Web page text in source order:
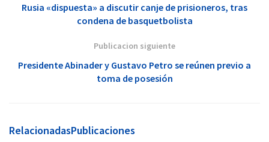
Rusia «dispuesta» a discutir canje de prisioneros, tras
condena de basquetbolista
Publicacion siguiente
Presidente Abinader y Gustavo Petro se reúnen previo a
toma de posesión
RelacionadasPublicaciones